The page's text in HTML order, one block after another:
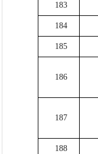
183
184
185
186
187
188